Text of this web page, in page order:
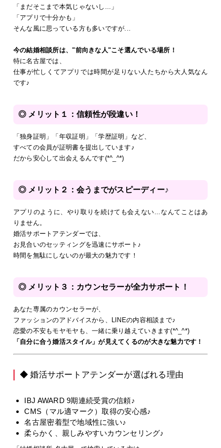
「まだそこまで本気じゃないし...」
「アプリで十分かも」
そんな風に思っている方も多いですが...
今の結婚相談所は、"前向きな人"こそ選んでいる場所！
特に名古屋では、
仕事が忙しくてアプリでは時間が足りない人たちから大人気なん
です♪
◎ メリット１：信頼性が段違い！
「独身証明」「年収証明」「学歴証明」など、
すべての会員が証明書を提出しています♪
だから安心して出会えるんです(*^_^*)
◎ メリット２：会うまでがスピーディー♪
アプリのように、やり取りを続けても会えない...なんてことはあ
りません。
婚活サポートアテンダーでは、
お見合いのセッティングを迅速にサポート♪
時間を無駄にしないのが最大の魅力です！
◎ メリット３：カウンセラーが全力サポート！
あなた専属のカウンセラーが、
ファッションのアドバイスから、LINEの内容相談まで♪
恋愛の不安もモヤモヤも、一緒に乗り越えていきます(*^_^*)
「自分に合う婚活スタイル」が見えてくるのが大きな魅力です！
◆ 婚活サポートアテンダーが選ばれる理由
IBJ AWARD 9期連続受賞の信頼♪
CMS（マル適マーク）取得の安心感♪
名古屋密着型で地域性に強い♪
柔らかく、親しみやすいカウンセリング♪